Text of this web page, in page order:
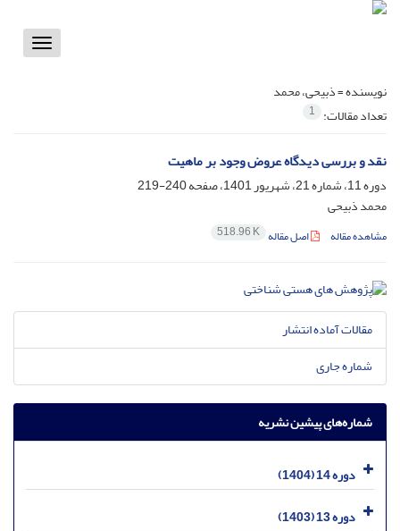
Toggle
نویسنده =ذبیحی، محمد
تعداد مقالات: 1
نقد و بررسی دیدگاه عروض وجود بر ماهیت
دوره 11، شماره 21، شهریور 1401، صفحه
240-219
محمد ذبیحی
مشاهده مقاله اصل مقاله 518.96 K
مقالات آماده انتشار
شماره جاری
شماره‌های پیشین نشریه
دوره 14 (1404)
دوره 13 (1403)